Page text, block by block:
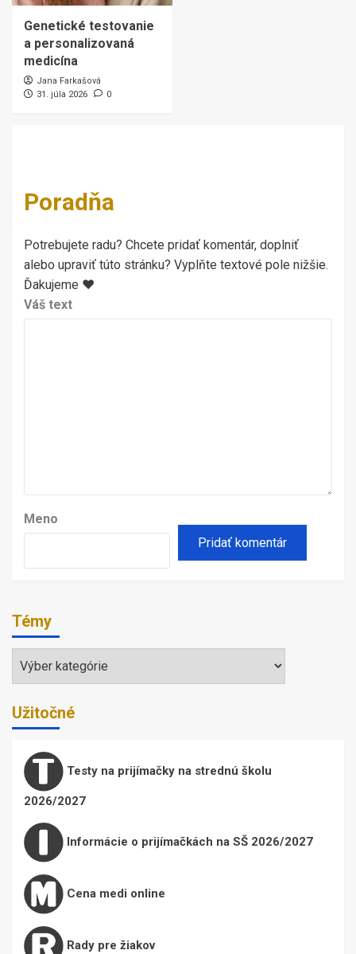
Genetické testovanie
a personalizovaná
medicína
Jana Farkašová
31. júla 2026
0
Poradňa
Potrebujete radu? Chcete pridať komentár, doplniť
alebo upraviť túto stránku? Vyplňte textové pole nižšie.
Ďakujeme ♥
Váš text
Meno
Témy
Témy
Užitočné
Testy na prijímačky na strednú školu
2026/2027
Informácie o prijímačkách na SŠ 2026/2027
Cena medi online
Rady pre žiakov